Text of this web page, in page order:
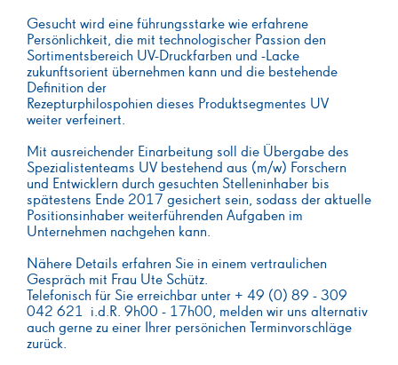
Gesucht wird eine führungsstarke wie erfahrene
Persönlichkeit, die mit technologischer Passion den
Sortimentsbereich UV-Druckfarben und -Lacke
zukunftsorient übernehmen kann und die bestehende
Definition der
Rezepturphilospohien dieses Produktsegmentes UV
weiter verfeinert.
Mit ausreichender Einarbeitung soll die Übergabe des
Spezialistenteams UV bestehend aus (m/w) Forschern
und Entwicklern durch gesuchten Stelleninhaber bis
spätestens Ende 2017 gesichert sein, sodass der aktuelle
Positionsinhaber weiterführenden Aufgaben im
Unternehmen nachgehen kann.
Nähere Details erfahren Sie in einem vertraulichen
Gespräch mit Frau Ute Schütz.
Telefonisch für Sie erreichbar unter + 49 (0) 89 - 309
042 621 i.d.R. 9h00 - 17h00, melden wir uns alternativ
auch gerne zu einer Ihrer persönichen Terminvorschläge
zurück.